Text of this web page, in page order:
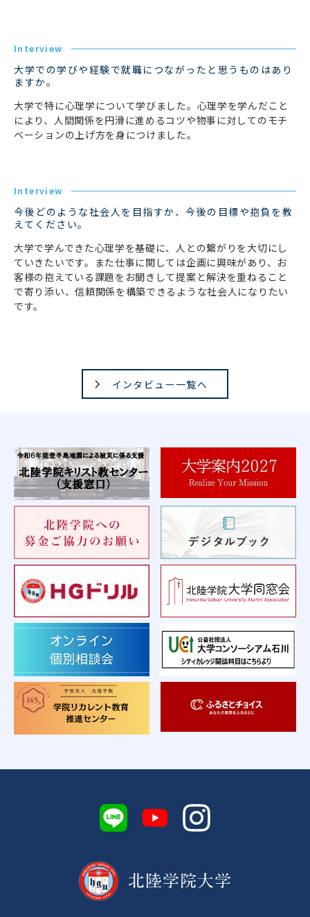
Interview
大学での学びや経験で就職につながったと思うものはあり
ますか。
大学で特に心理学について学びました。心理学を学んだこと
により、人間関係を円滑に進めるコツや物事に対してのモチ
ベーションの上げ方を身につけました。
Interview
今後どのような社会人を目指すか、今後の目標や抱負を教
えてください。
大学で学んできた心理学を基礎に、人との繋がりを大切にし
ていきたいです。また仕事に関しては企画に興味があり、お
客様の抱えている課題をお聞きして提案と解決を重ねること
で寄り添い、信頼関係を構築できるような社会人になりたい
です。
インタビュー一覧へ